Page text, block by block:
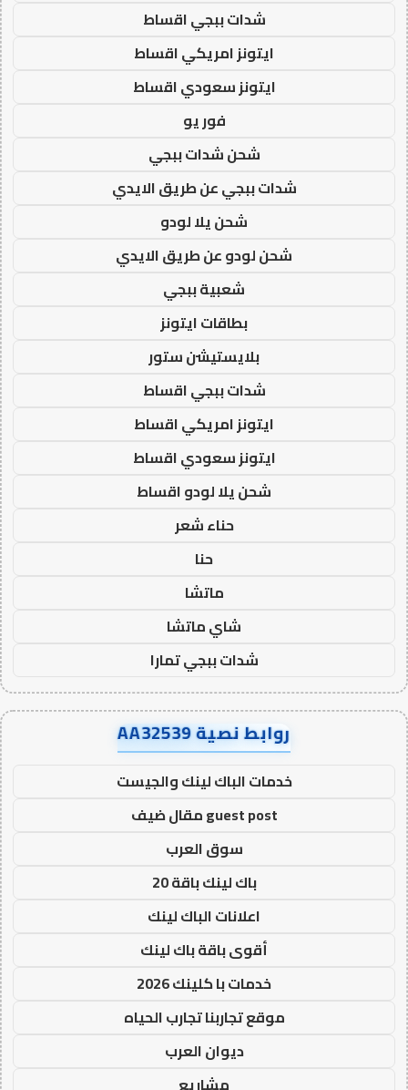
شدات ببجي اقساط
ايتونز امريكي اقساط
ايتونز سعودي اقساط
فور يو
شحن شدات ببجي
شدات ببجي عن طريق الايدي
شحن يلا لودو
شحن لودو عن طريق الايدي
شعبية ببجي
بطاقات ايتونز
بلايستيشن ستور
شدات ببجي اقساط
ايتونز امريكي اقساط
ايتونز سعودي اقساط
شحن يلا لودو اقساط
حناء شعر
حنا
ماتشا
شاي ماتشا
شدات ببجي تمارا
روابط نصية AA32539
خدمات الباك لينك والجيست
guest post مقال ضيف
سوق العرب
باك لينك باقة 20
اعلانات الباك لينك
أقوى باقة باك لينك
خدمات با كلينك 2026
موقع تجاربنا تجارب الحياه
ديوان العرب